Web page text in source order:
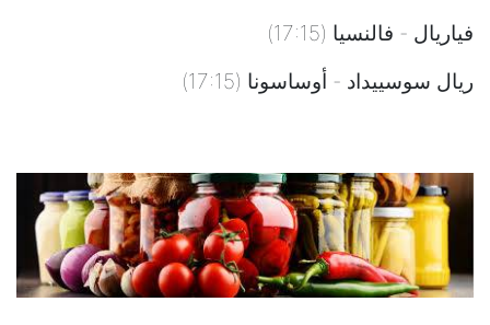
فياريال - فالنسيا (17:15)
ريال سوسييداد - أوساسونا (17:15)